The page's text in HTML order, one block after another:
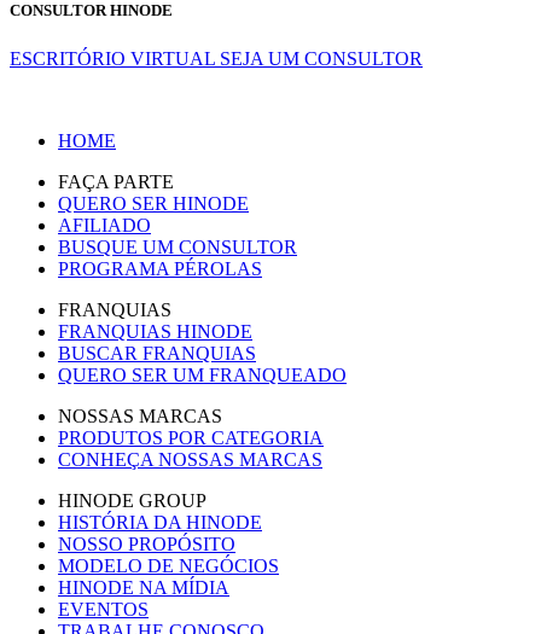
CONSULTOR HINODE
ESCRITÓRIO VIRTUAL SEJA UM CONSULTOR
HOME
FAÇA PARTE
QUERO SER HINODE
AFILIADO
BUSQUE UM CONSULTOR
PROGRAMA PÉROLAS
FRANQUIAS
FRANQUIAS HINODE
BUSCAR FRANQUIAS
QUERO SER UM FRANQUEADO
NOSSAS MARCAS
PRODUTOS POR CATEGORIA
CONHEÇA NOSSAS MARCAS
HINODE GROUP
HISTÓRIA DA HINODE
NOSSO PROPÓSITO
MODELO DE NEGÓCIOS
HINODE NA MÍDIA
EVENTOS